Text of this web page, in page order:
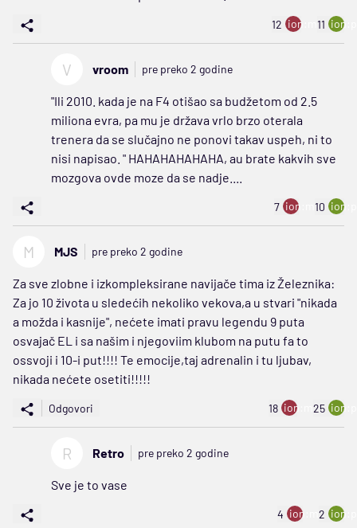
12 ion:minus
11
V vroom pre preko 2 godine
"Ili 2010. kada je na F4 otišao sa budžetom od 2.5
miliona evra, pa mu je država vrlo brzo oterala
trenera da se slučajno ne ponovi takav uspeh, ni to
nisi napisao. " HAHAHAHAHAHA, au brate kakvih sve
mozgova ovde moze da se nadje....
7 ion:minus
10
M MJS pre preko 2 godine
Za sve zlobne i izkompleksirane navijače tima iz Železnika:
Za jo 10 života u sledećih nekoliko vekova,a u stvari "nikada
a možda i kasnije", nećete imati pravu legendu 9 puta
osvajač EL i sa našim i njegoviim klubom na putu fa to
ossvoji i 10-i put!!!! Te emocije,taj adrenalin i tu ljubav,
nikada nećete osetiti!!!!!
Odgovori 18 ion:minus
25
R Retro pre preko 2 godine
Sve je to vase
4 ion:minus
2